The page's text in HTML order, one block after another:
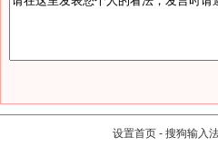
设置首页 - 搜狗输入